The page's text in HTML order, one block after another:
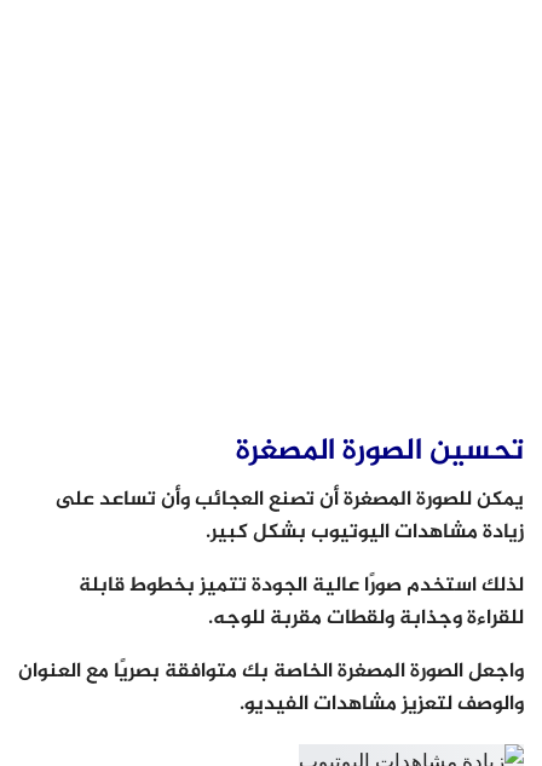
تحسين الصورة المصغرة
يمكن للصورة المصغرة أن تصنع العجائب وأن تساعد على
زيادة مشاهدات اليوتيوب بشكل كبير.
لذلك استخدم صورًا عالية الجودة تتميز بخطوط قابلة
للقراءة وجذابة ولقطات مقربة للوجه.
واجعل الصورة المصغرة الخاصة بك متوافقة بصريًا مع العنوان
والوصف لتعزيز مشاهدات الفيديو.